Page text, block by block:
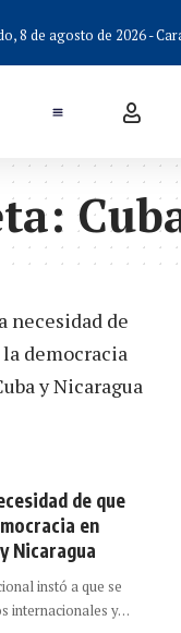
8 de agosto de 2026 -
de que
en
Nicaragua
instó a que se
internacionales y…